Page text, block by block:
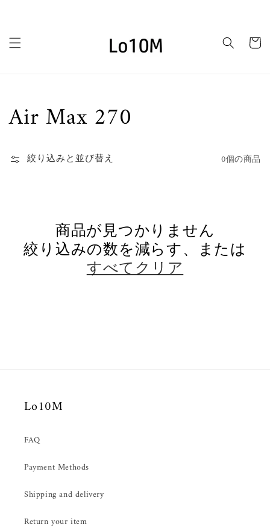
ー
コ
レ
ク
ン:
Air Max 270
絞り込みと並び替え 0個の商品
商品が見つかりません
絞り込みの数を減らす、または
すべてクリア
Lo10M
FAQ
Payment Methods
Shipping and delivery
Return your item